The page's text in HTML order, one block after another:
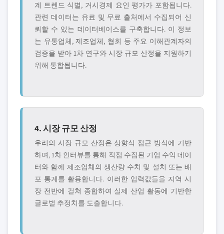
계 트렌드 식별, 거시경제 요인 평가가 포함됩니다.
관련 데이터는 유료 및 무료 출처에서 수집되어 신
뢰할 수 있는 데이터베이스를 구축합니다. 이 정보
는 유통업체, 제조업체, 협회 등 주요 이해관계자의
검증을 받아 1차 연구와 시장 규모 산정을 지원하기
위해 통합됩니다.
4. 시장 규모 산정
우리의 시장 규모 산정은 상향식 접근 방식에 기반
하며, 1차 인터뷰를 통해 직접 수집된 기업 수익 데이
터와 함께 제조업체의 생산량 수치 및 설치 또는 배
포 통계를 활용합니다. 이러한 입력값들을 지역 시
장 전반에 걸쳐 종합하여 실제 산업 활동에 기반한
글로벌 추정치를 도출합니다.